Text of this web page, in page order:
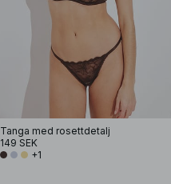
Tanga med rosettdetalj
149 SEK
+1